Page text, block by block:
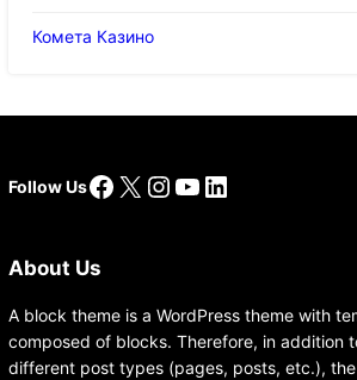
Комета Казино
Follow UsFacebook
X Instagram
YouTube
LinkedIn
About Us
A block theme is a WordPress theme with
composed of blocks. Therefore, in addition
different post types (pages, posts, etc.),